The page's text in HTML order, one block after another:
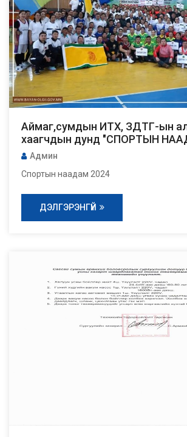
Аймаг,сумдын ИТХ, ЗДТГ-ын
хаагчдын дунд "СПОРТЫН
Админ
Спортын наадам 2024
ДЭЛГЭРЭНГҮЙ